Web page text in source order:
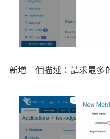
新增一個描述：請求最多